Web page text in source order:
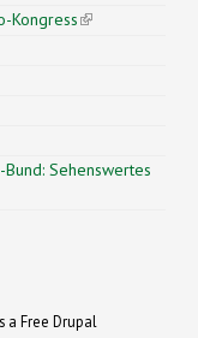
external)
Kongress(link is
external)
external)
Sehenswertes
a Free Drupal